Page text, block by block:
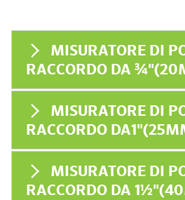
MISURATORE DI
RACCORDO DA
MISURATORE DI
RACCORDO
MISURATORE DI
RACCORDO DA